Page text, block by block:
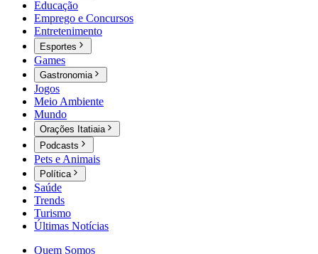
Educação
Emprego e Concursos
Entretenimento
Esportes
Games
Gastronomia
Jogos
Meio Ambiente
Mundo
Orações Itatiaia
Podcasts
Pets e Animais
Política
Saúde
Trends
Turismo
Últimas Notícias
Quem Somos